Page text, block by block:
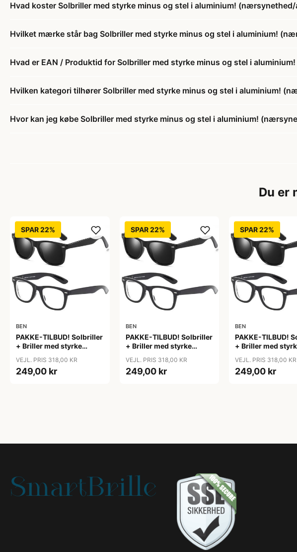
Hvad koster Solbriller med styrke minus og stel i aluminium!
Hvilket mærke står bag Solbriller med styrke minus og stel i aluminium!
Hvad er EAN / Produktid for Solbriller med styrke minus og stel i
Hvilken kategori tilhører Solbriller med styrke minus og stel i aluminium!
Hvor kan jeg købe Solbriller med styrke minus og stel i aluminium!
Du er
SPAR 22%
BEN
PAKKE-TILBUD! Solbriller
+ Briller med styrke
(nærsynethed/myopia)
VEJL. PRIS 318,00 KR
249,00 kr
SPAR 22%
BEN
PAKKE-TILBUD! Solbriller
+ Briller med styrke
(nærsynethed/myopia)
VEJL. PRIS 318,00 KR
249,00 kr
SPAR 22%
BEN
PAKKE-TILBUD!
+ Briller med
(nærsynethed/
VEJL. PRIS 318,00 KR
249,00 kr